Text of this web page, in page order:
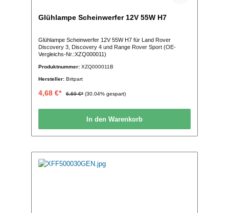
Glühlampe Scheinwerfer 12V 55W H7
Glühlampe Scheinwerfer 12V 55W H7 für Land Rover
Discovery 3, Discovery 4 und Range Rover Sport (OE-
Vergleichs-Nr.:XZQ000011)
Produktnummer: XZQ000011B
Hersteller: Britpart
4,68 €* 6,69 €* (30.04% gespart)
In den Warenkorb